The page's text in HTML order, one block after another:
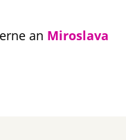
an Miroslava